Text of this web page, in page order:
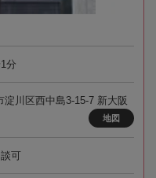
分
淀川区西中島3-15-7 新大阪
地図
可